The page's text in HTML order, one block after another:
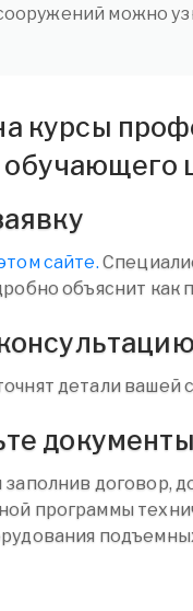
можно
курсы
сайте.
объяснит как
детали вашей
документы
заполнив договор,
программы